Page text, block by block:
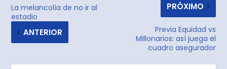
La melancolía de no ir al
estadio
ANTERIOR
PRÓXIMO
Previa Equidad vs
Millonarios: así juega el
cuadro asegurador